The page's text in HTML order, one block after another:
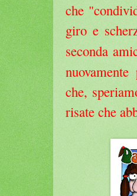
che
giro e
seconda
che,
risate che